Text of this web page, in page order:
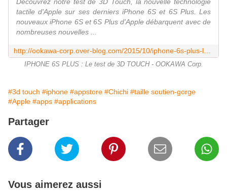
tactile d'Apple sur ses derniers iPhone 6S et 6S Plus. Les
nouveaux iPhone 6S et 6S Plus d'Apple débarquent avec de
nombreuses nouvelles ...
IPHONE 6S PLUS : Le test de 3D TOUCH - OOKAWA Corp.
#3d touch #iphone #appstore #Chichi #taille soutien-gorge
#Apple #apps #applications
Partager
Vous aimerez aussi